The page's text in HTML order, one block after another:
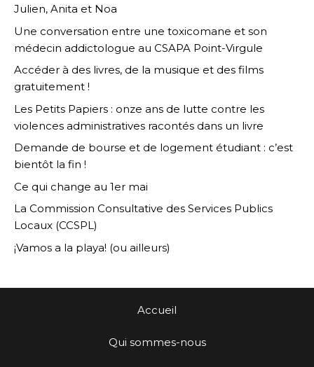
Julien, Anita et Noa
Une conversation entre une toxicomane et son
médecin addictologue au CSAPA Point-Virgule
Accéder à des livres, de la musique et des films
gratuitement !
Les Petits Papiers : onze ans de lutte contre les
violences administratives racontés dans un livre
Demande de bourse et de logement étudiant : c’est
bientôt la fin !
Ce qui change au 1er mai
La Commission Consultative des Services Publics
Locaux (CCSPL)
¡Vamos a la playa! (ou ailleurs)
Accueil
Qui sommes-nous